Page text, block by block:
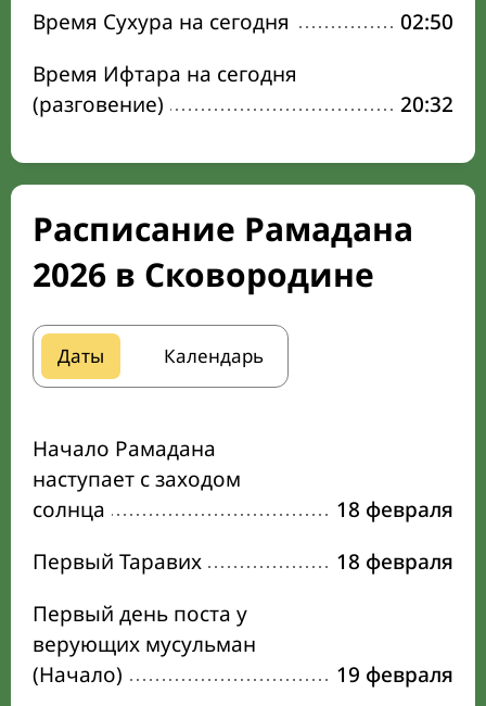
Время Сухура на сегодня
02:50
Время Ифтара на сегодня
(разговение)
20:32
Расписание Рамадана
2026 в Сковородине
Даты Календарь
Начало Рамадана
наступает с заходом
солнца
18 февраля
Первый Таравих
18 февраля
Первый день поста у
верующих мусульман
(Начало)
19 февраля